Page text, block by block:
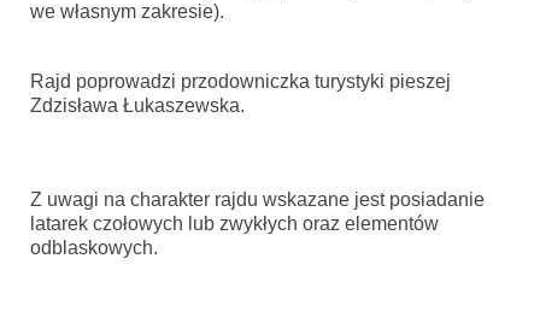
we własnym zakresie).
Rajd poprowadzi przodowniczka turystyki pieszej
Zdzisława Łukaszewska.
Z uwagi na charakter rajdu wskazane jest posiadanie
latarek czołowych lub zwykłych oraz elementów
odblaskowych.